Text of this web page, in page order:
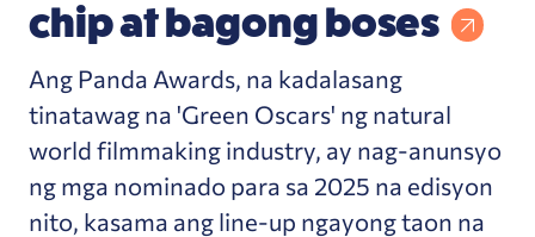
chip at bagong boses
Ang Panda Awards, na kadalasang
tinatawag na 'Green Oscars' ng natural
world filmmaking industry, ay nag-anunsyo
ng mga nominado para sa 2025 na edisyon
nito, kasama ang line-up ngayong taon na